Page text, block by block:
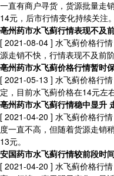
一直有商户寻货，货源批量走
14元，后市行情变化持续关注。
亳州药市水飞蓟行情表现不及
[ 2021-08-04 ] 水飞蓟价格行
源走销不快，行情表现不及前
亳州药市水飞蓟价格行情暂时
[ 2021-05-13 ] 水飞蓟价格行
定，目前水飞蓟价格在14元左右
亳州药市水飞蓟行情稳中显升
[ 2021-04-20 ] 水飞蓟价格行
度一直不高，但随着货源走销
13元。
安国药市水飞蓟行情较前段时
[ 2021-04-20 ] 水飞蓟价格行